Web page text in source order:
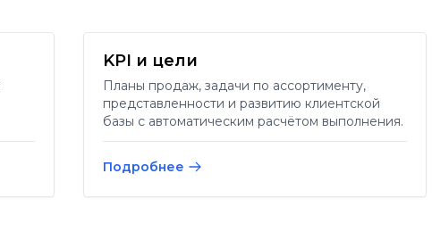
KPI и цели
Планы продаж, задачи по ассортименту,
представленности и развитию клиентской
базы с автоматическим расчётом выполнения.
Подробнее